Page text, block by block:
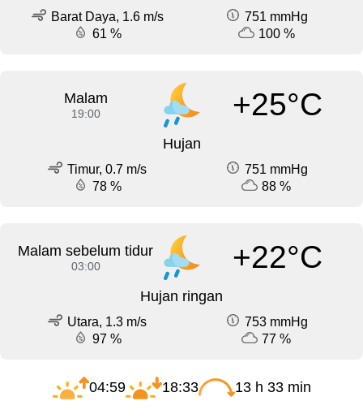
Barat Daya, 1.6 m/s
751 mmHg
61 %
100 %
Malam
19:00 +25°C
Hujan
Timur, 0.7 m/s
751 mmHg
78 %
88 %
Malam sebelum tidur
03:00 +22°C
Hujan ringan
Utara, 1.3 m/s
753 mmHg
97 %
77 %
04:59 18:33 13 h 33 min